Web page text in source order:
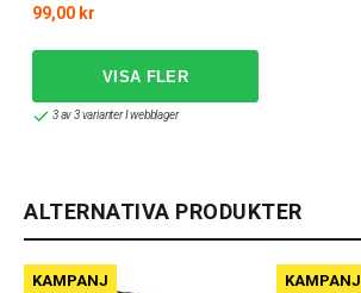
99,00 kr
3 av 3 varianter I webblager
ALTERNATIVA PRODUKTER
KAMPANJ KAMPANJ